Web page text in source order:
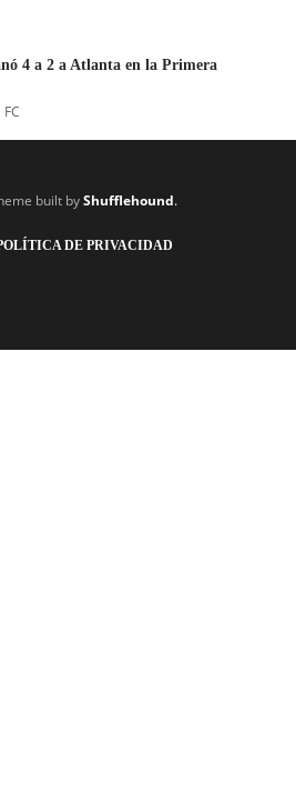
4 a 2 a Atlanta en la Primera
built byShufflehound.
DE PRIVACIDAD